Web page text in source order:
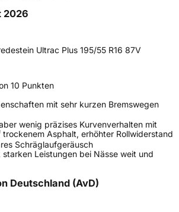
2026
Ultrac Plus 195/55 R16 87V
10 Punkten
mit sehr kurzen Bremswegen
wenig präzises Kurvenverhalten mit
Asphalt, erhöhter Rollwiderstand
Schräglaufgeräusch
Leistungen bei Nässe weit und
Deutschland (AvD)